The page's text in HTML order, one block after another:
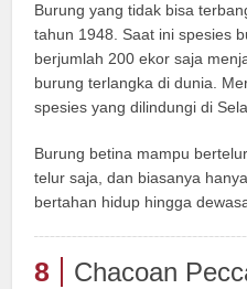
Burung yang tidak bisa
tahun 1948. Saat ini spesies
berjumlah 200 ekor saja
burung terlangka di dunia.
spesies yang dilindungi di
Burung betina mampu
telur saja, dan biasanya
bertahan hidup hingga
8 Chacoan